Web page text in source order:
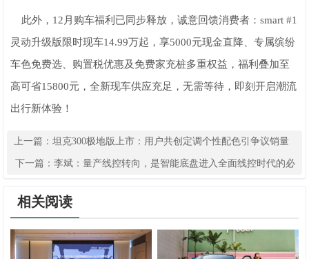
此外，12月购车福利已同步释放，诚意回馈消费者：smart #1
灵动升级版限时现车14.99万起，享5000元现金直降、专属缤纷
车色免费选、购置税优惠及免费家充桩多重权益，福利叠加至
高可省15800元，全新现车供应充足，无需等待，即刻开启潮流
出行新体验！
上一篇：坦克300极地版上市：用户共创定调个性配色引争议销量
能破圈吗？
下一篇： 李斌：量产线控转向，是智能底盘进入全面线控时代的必
相关阅读